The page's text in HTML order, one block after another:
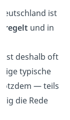
ist
und in
ist deshalb oft
typische
— teils
die Rede